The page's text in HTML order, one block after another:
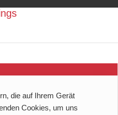
die auf Ihrem Gerät
Cookies, um uns